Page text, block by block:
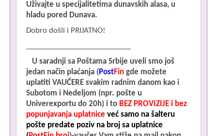
Uživajte u specijalitetima dunavskih alasa, u
hladu pored Dunava.
Dobro došli i PRIJATNO!
U saradnji sa Poštama Srbije uveli smo još
jedan način plaćanja ( PostFin gde možete
uplatiti VAUČERE svakim radnim danom kao i
Subotom i Nedeljom (npr. pošte u
Univerexportu do 20h) i to BEZ PROVIZIJE i bez
popunjavanja uplatnice već samo na šalteru
pošte predate poziv na broj sa uplatnice